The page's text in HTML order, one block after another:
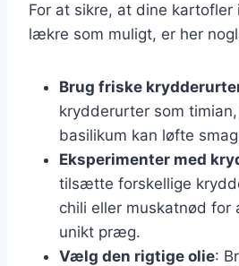
For at sikre, at dine kartofler
lækre som muligt, er her
Brug friske
krydderurter som
basilikum kan løfte
Eksperimenter med
tilsætte forskellige
chili eller muskatnød for
unikt præg.
Vælg den rigtige olie: